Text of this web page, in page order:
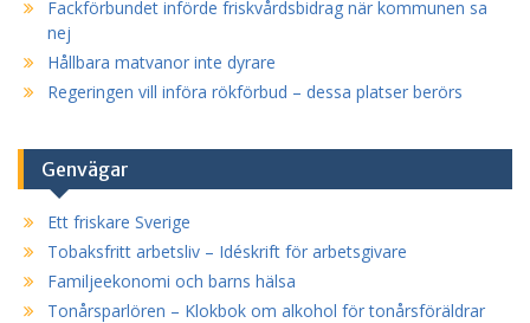
Fackförbundet införde friskvårdsbidrag när kommunen sa
nej
Hållbara matvanor inte dyrare
Regeringen vill införa rökförbud – dessa platser berörs
Genvägar
Ett friskare Sverige
Tobaksfritt arbetsliv – Idéskrift för arbetsgivare
Familjeekonomi och barns hälsa
Tonårsparlören – Klokbok om alkohol för tonårsföräldrar